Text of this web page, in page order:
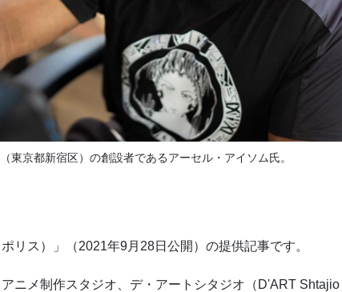
東京都新宿区）の創設者であるアーセル・アイソム氏。
ポリス）」（2021年9月28日公開）の提供記事です。
ニメ制作スタジオ、デ・アートシタジオ（D'ART Shtajio